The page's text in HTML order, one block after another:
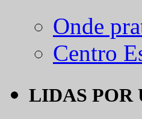
Onde
Centro
LIDAS POR